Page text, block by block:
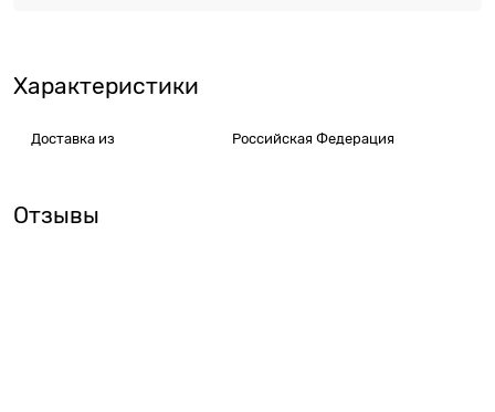
Характеристики
Доставка из Российская Федерация
Отзывы